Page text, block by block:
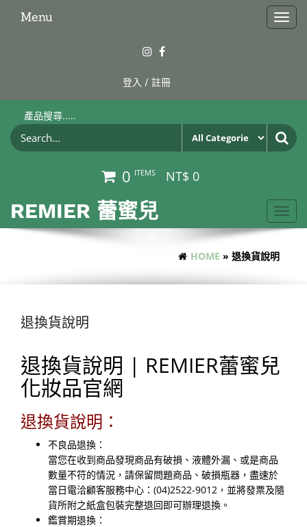
Menu
登入 / 註冊
產品搜尋.....
0 ITEMS NT$ 0
Toggle
REMIER 蕾蜜兒
HOME » 退換貨說明
退換貨說明
退換貨說明 | REMIER蕾蜜兒
化妝品官網
退換貨說明：
不良品退換：
當您在收到商品發現商品有破損、液體外漏、或是商品
數量不符的情況，請保留問題商品、破損瓶器，盡速於
當日電洽顧客服務中心：(04)2522-9012，並將發票及隨
貨所附之紙盒包裝完整退回即可辦理退換。
鑑賞期退換：